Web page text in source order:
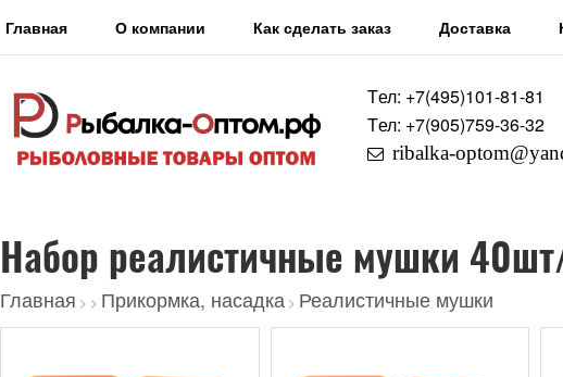
Главная О компании Как сделать заказ Доставка
Tел: +7(495)101-81-81
Tел: +7(905)759-36-32
ribalka-
Набор реалистичные мушки
Главная > > Прикормка, насадка > Реалистичные мушки